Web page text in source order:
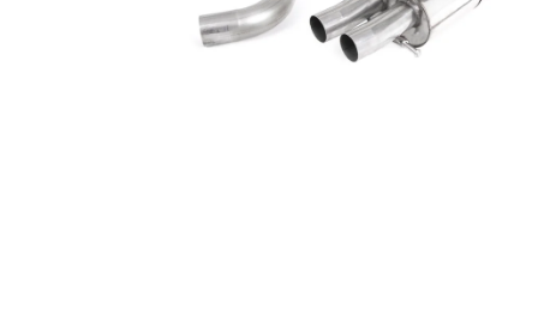
GIFT VOUCHER ON-LINE